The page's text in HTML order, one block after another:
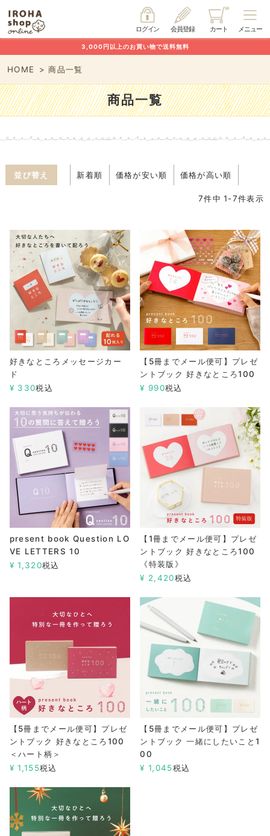
メニュー
カート
会員登録
ログイン
3,000円以上のお買い物で送料無料
HOME 商品一覧
商品一覧
並び替え 新着順 価格が安い順 価格が高い順
7件中 1-7件表示
好きなところメッセージカー
ド
¥ 330税込
【5冊までメール便可】プレゼ
ントブック 好きなところ100
¥ 990税込
present book Question LO
VE LETTERS 10
¥ 1,320税込
【1冊までメール便可】プレゼ
ントブック 好きなところ100
《特装版》
¥ 2,420税込
【5冊までメール便可】プレゼ
ントブック 好きなところ100
＜ハート柄＞
¥ 1,155税込
【5冊までメール便可】プレゼ
ントブック 一緒にしたいこと1
00
¥ 1,045税込